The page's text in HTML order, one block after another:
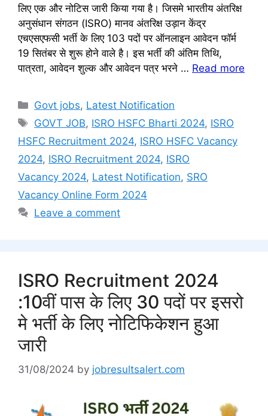
लिए एक और नोटिस जारी किया गया है। जिसमे भारतीय अंतरिक्ष
अनुसंधान संगठन (ISRO) मानव अंतरिक्ष उड़ान केंद्र
एचएसएफसी भर्ती के लिए 103 पदों पर ऑनलाइन आवेदन फॉर्म
19 सितंबर से शुरू होने वाले है। इस भर्ती की अंतिम तिथि,
पात्रता, आवेदन शुल्क और आवेदन पत्र भरने … Read more
Categories
Govt jobs, Latest Notification
Tags
GOVT JOB, ISRO HSFC Bharti 2024, ISRO
HSFC Recruitment 2024, ISRO HSFC Vacancy
2024, ISRO Recruitment 2024, ISRO
Vacancy 2024, Latest Notification, SRO
Vacancy Online Form 2024
Leave a comment
ISRO Recruitment 2024
:10वीं पास के लिए 30 पदों पर इसरो
मे भर्ती के लिए नोटिफिकेशन हुआ
जारी
31/08/2024 by jobresultsalert.com